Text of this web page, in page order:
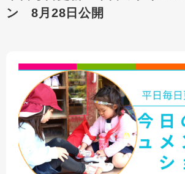
ン 8月28日公開